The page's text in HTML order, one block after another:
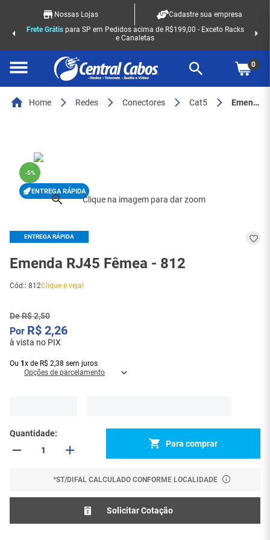
Nossas Lojas
Cadastre sua empresa
Frete Grátispara SP em Pedidos acima de R$199,00 - Exceto Racks
e Canaletas
0
Home Redes Conectores Cat5 Emenda RJ45 Fêmea - 812
-5%
ENTREGA RÁPIDA
ENTREGA RÁPIDA
Emenda RJ45 Fêmea - 812
Cód:: 812Clique e veja!
DeR$2,50
R$ 2,26
à vista no PIX
Ou 1 x de R$ 2,38 sem juros
Opções de parcelamento
Quantidade
Para comprar
*ST/DIFAL CALCULADO CONFORME LOCALIDADE
Solicitar Cotação